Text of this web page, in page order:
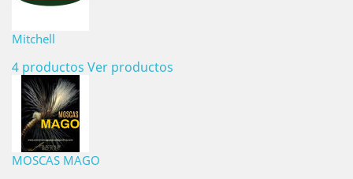
Mitchell
4 productos Ver productos
MOSCAS MAGO